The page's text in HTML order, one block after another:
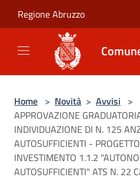
Regione Abruzzo
Home > Novità > Avvisi >
APPROVAZIONE
INDIVIDUAZIONE DI N. 125
AUTOSUFFICIENTI -
INVESTIMENTO 1.1.2
AUTOSUFFICIENTI" ATS N. 22